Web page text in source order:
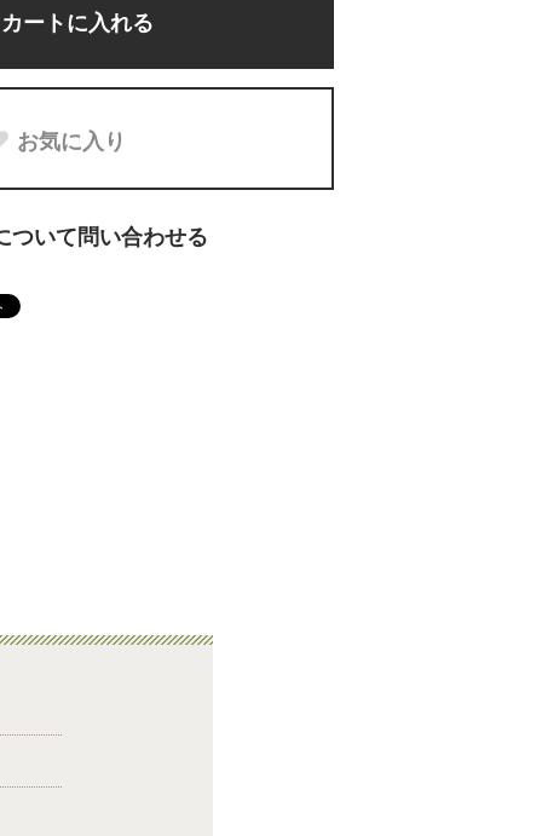
カートに入れる
お気に入り
ついて問い合わせる